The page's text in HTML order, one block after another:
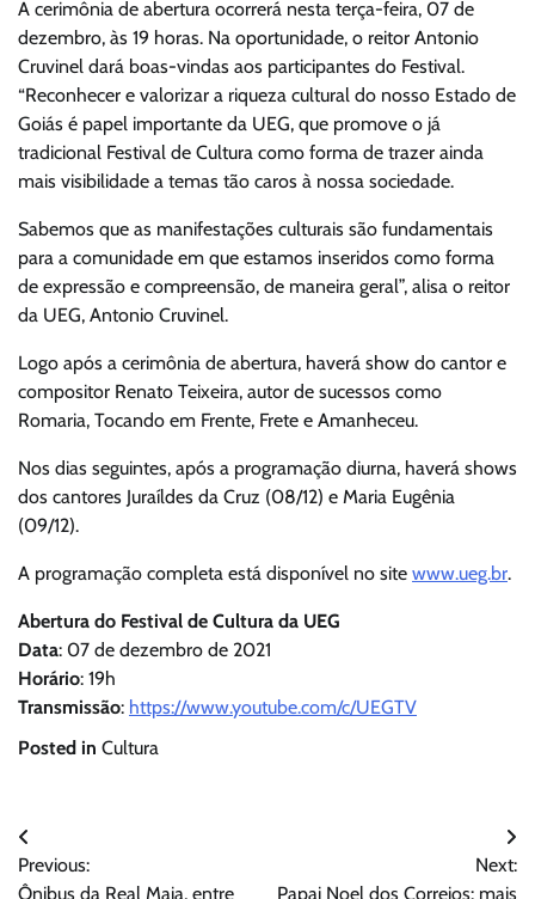
A cerimônia de abertura ocorrerá nesta terça-feira, 07 de
dezembro, às 19 horas. Na oportunidade, o reitor Antonio
Cruvinel dará boas-vindas aos participantes do Festival.
“Reconhecer e valorizar a riqueza cultural do nosso Estado de
Goiás é papel importante da UEG, que promove o já
tradicional Festival de Cultura como forma de trazer ainda
mais visibilidade a temas tão caros à nossa sociedade.
Sabemos que as manifestações culturais são fundamentais
para a comunidade em que estamos inseridos como forma
de expressão e compreensão, de maneira geral”, alisa o reitor
da UEG, Antonio Cruvinel.
Logo após a cerimônia de abertura, haverá show do cantor e
compositor Renato Teixeira, autor de sucessos como
Romaria, Tocando em Frente, Frete e Amanheceu.
Nos dias seguintes, após a programação diurna, haverá shows
dos cantores Juraíldes da Cruz (08/12) e Maria Eugênia
(09/12).
A programação completa está disponível no site www.ueg.br.
Abertura do Festival de Cultura da UEG
Data: 07 de dezembro de 2021
Horário: 19h
Transmissão: https://www.youtube.com/c/UEGTV
Posted in Cultura
Navegação
de
Previous:
Ônibus da Real Maia, entre
Next:
Papai Noel dos Correios: mais